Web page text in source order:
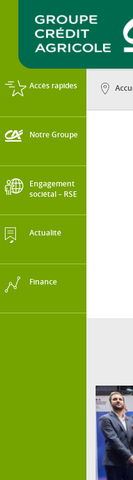
Accès rapides
Notre Groupe
Engagement
sociétal – RSE
Actualité
Finance